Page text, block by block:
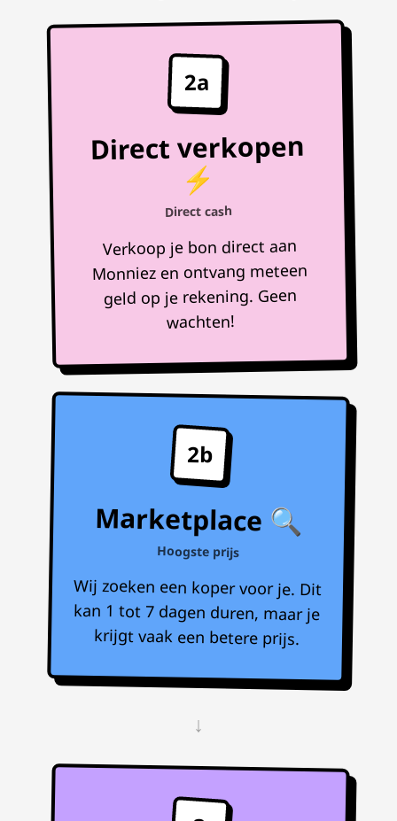
2a
Direct verkopen
⚡
Direct cash
Verkoop je bon direct aan
Monniez en ontvang meteen
geld op je rekening. Geen
wachten!
2b
Marketplace 🔍
Hoogste prijs
Wij zoeken een koper voor je. Dit
kan 1 tot 7 dagen duren, maar je
krijgt vaak een betere prijs.
↓